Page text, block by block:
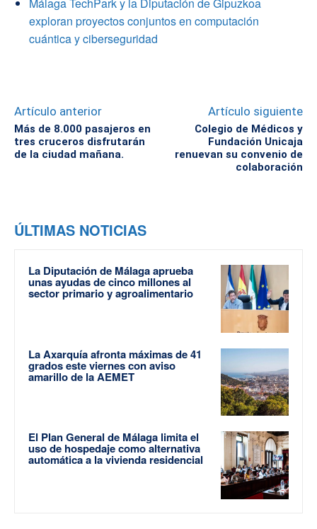
exploran proyectos conjuntos en computación
cuántica y ciberseguridad
Artículo anterior
Más de 8.000 pasajeros en
tres cruceros disfrutarán
de la ciudad mañana.
Artículo siguiente
Colegio de Médicos y
Fundación Unicaja
renuevan su convenio de
colaboración
ÚLTIMAS NOTICIAS
La Diputación de Málaga aprueba
unas ayudas de cinco millones al
sector primario y agroalimentario
La Axarquía afronta máximas de 41
grados este viernes con aviso
amarillo de la AEMET
El Plan General de Málaga limita el
uso de hospedaje como alternativa
automática a la vivienda residencial